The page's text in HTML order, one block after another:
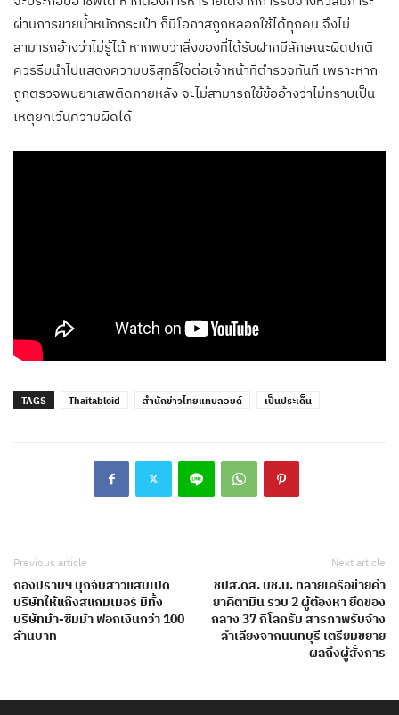
ผ่านการขายน้ำหนักกระเป๋า ก็มีโอกาสถูกหลอกใช้ได้ทุกคน จึงไม่
สามารถอ้างว่าไม่รู้ได้ หากพบว่าสิ่งของที่ได้รับฝากมีลักษณะผิดปกติ
ควรรีบนำไปแสดงความบริสุทธิ์ใจต่อเจ้าหน้าที่ตำรวจทันที เพราะหาก
ถูกตรวจพบยาเสพติดภายหลัง จะไม่สามารถใช้ข้ออ้างว่าไม่ทราบเป็น
เหตุยกเว้นความผิดได้
TAGS Thaitabloid สำนักข่าวไทยแทบลอยด์ เป็นประเด็น
Previous article
กองปราบฯ บุกจับสาวแสบเปิด
บริษัทให้แก๊งสแกมเมอร์ มีทั้ง
บริษัทม้า-ซิมม้า ฟอกเงินกว่า 100
ล้านบาท
Next article
ชปส.ดส. บช.น. ทลายเครือข่ายค้า
ยาคีตามีน รวบ 2 ผู้ต้องหา ยึดของ
กลาง 37 กิโลกรัม สารภาพรับจ้าง
ลำเลียงจากนนทบุรี เตรียมขยาย
ผลถึงผู้สั่งการ